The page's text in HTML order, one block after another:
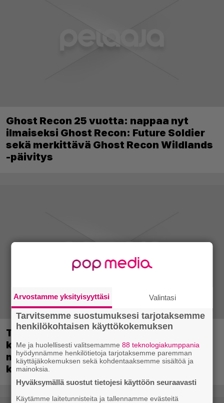
Ghost Recon 25 vuotta: nappaa nyt
ilmaiseksi Ghost Recon: Future Soldier
sekä merkittävä Ghost Recon Wildlands
-päivitys
Tulevassa ajopelissä voi kokea
kyytipalveluyrittäjän arjen – jokaisella
matkustajalla on oma hulvaton,
koskettava tai outo tarinansa
Arvostamme yksityisyyttäsi Valintasi
Tarvitsemme suostumuksesi tarjotaksemme
henkilökohtaisen käyttökokemuksen
Me ja huolellisesti valitsemamme88 teknologiakumppania
hyödynnämme henkilötietoja tarjotaksemme paremman
käyttäjäkokemuksen sekä kohdentaaksemme sisältöä ja
mainoksia.
Hyväksymällä suostut tietojesi käyttöön seuraavasti
Käytämme laitetunnisteita ja tallennamme evästeitä